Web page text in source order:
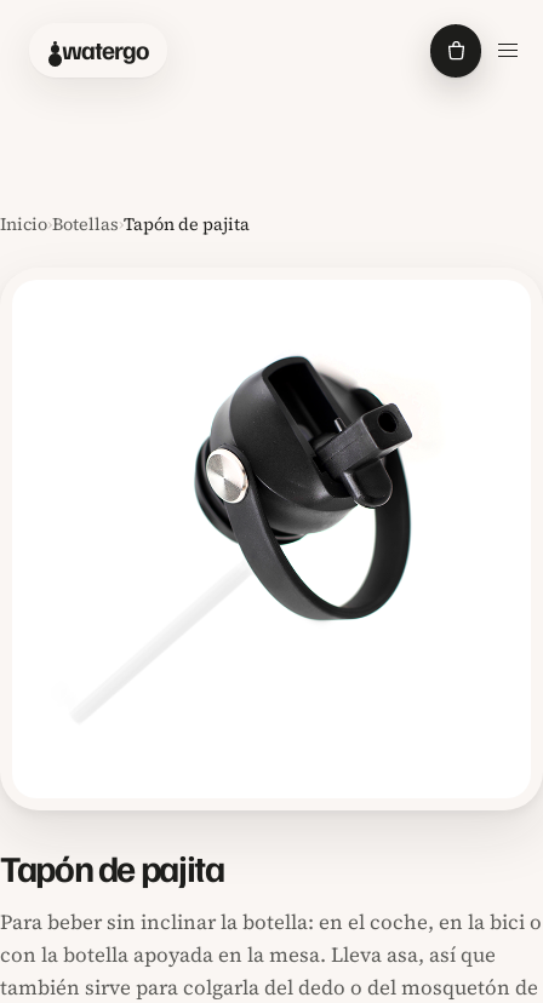
watergo
Inicio›Botellas›Tapón de pajita
Tapón de pajita
Para beber sin inclinar la botella: en el coche, en la bici o
con la botella apoyada en la mesa. Lleva asa, así que
también sirve para colgarla del dedo o del mosquetón de